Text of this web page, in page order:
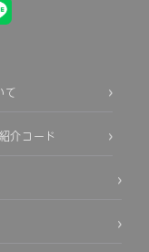
て
介コード